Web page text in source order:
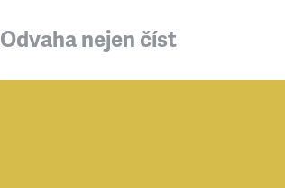
Odvaha nejen číst